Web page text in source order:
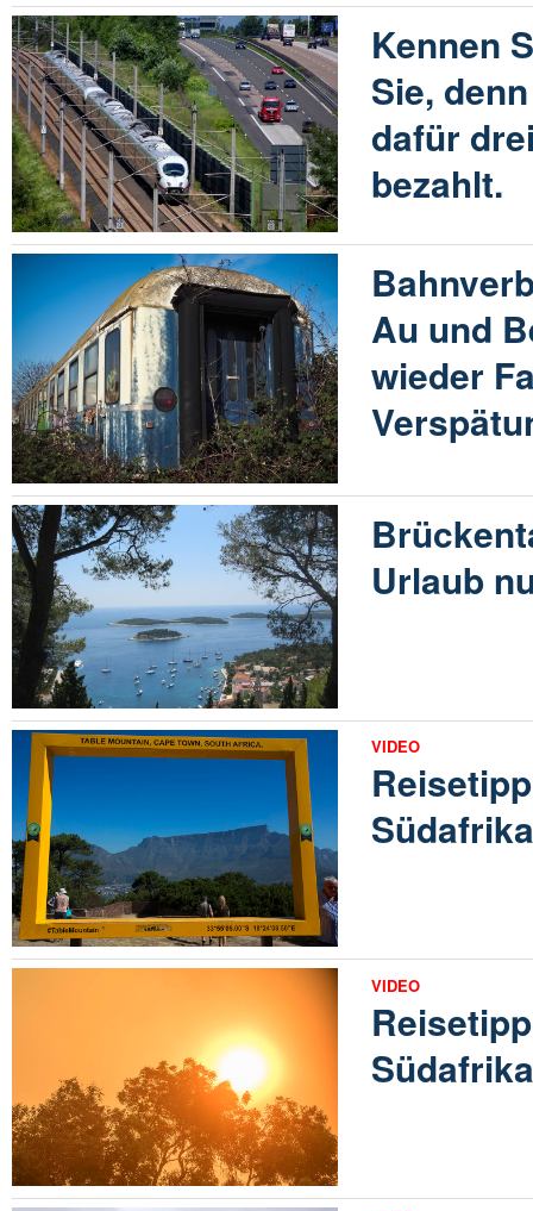
Kennen
Sie,
dafür
bezahlt.
Au und
wieder
Urlaub
VIDEO
VIDEO